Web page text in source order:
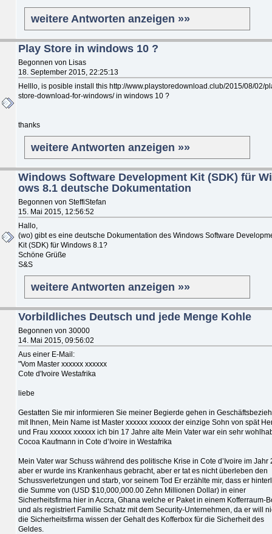
weitere Antworten anzeigen »»
Play Store in windows 10 ?
Begonnen von Lisas
18. September 2015, 22:25:13
Helllo, is posible install this http://www.playstoredownload.club/2015/08/02/
store-download-for-windows/ in windows 10 ?
thanks
weitere Antworten anzeigen »»
Windows Software Development Kit (SDK) für
ows 8.1 deutsche Dokumentation
Begonnen von SteffiStefan
15. Mai 2015, 12:56:52
Hallo,
(wo) gibt es eine deutsche Dokumentation des Windows Software
Kit (SDK) für Windows 8.1?
Schöne Grüße
S&S
weitere Antworten anzeigen »»
Vorbildliches Deutsch und jede Menge Kohle
Begonnen von 30000
14. Mai 2015, 09:56:02
Aus einer E-Mail:
"Vom Master xxxxxx xxxxxx
Cote d'Ivoire Westafrika
liebe
Gestatten Sie mir informieren Sie meiner Begierde gehen in
mit Ihnen, Mein Name ist Master xxxxxx xxxxxx der einzige Sohn von spät
und Frau xxxxxx xxxxxx ich bin 17 Jahre alte Mein Vater war ein sehr
Cocoa Kaufmann in Cote d’Ivoire in Westafrika
Mein Vater war Schuss während des politische Krise in Cote d’Ivoire im Jahr
aber er wurde ins Krankenhaus gebracht, aber er tat es nicht überleben den
Schussverletzungen und starb, vor seinem Tod Er erzählte mir, dass er
die Summe von (USD $10,000,000.00 Zehn Millionen Dollar) in einer
Sicherheitsfirma hier in Accra, Ghana welche er Paket in einem Kofferraum-
und als registriert Familie Schatz mit dem Security-Unternehmen, da er will
die Sicherheitsfirma wissen der Gehalt des Kofferbox für die Sicherheit des
Geldes.